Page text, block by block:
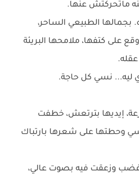
ماتحركتش عنها.
بجمالها الطبيعي الساحر،
على كتفها، ملامحها البريئة
ليه... نسي كل حاجة.
إيديها بترتعش، خطفت
وحطتها على شعرها بارتباك
غضب وزعقت فيه بصوت عالي،